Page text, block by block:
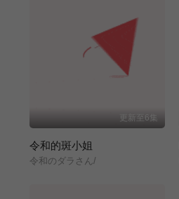
更新至6集
令和的斑小姐
令和のダラさん/